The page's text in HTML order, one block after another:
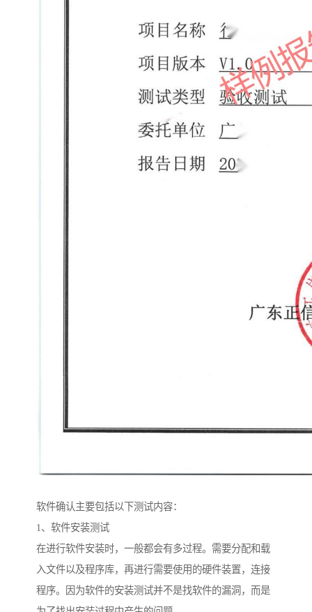
软件确认主要包括以下测试内容：
1、软件安装测试
在进行软件安装时，一般都会有多过程。需要分配和载
入文件以及程序库，再进行需要使用的硬件装置，连接
程序。因为软件的安装测试并不是找软件的漏洞，而是